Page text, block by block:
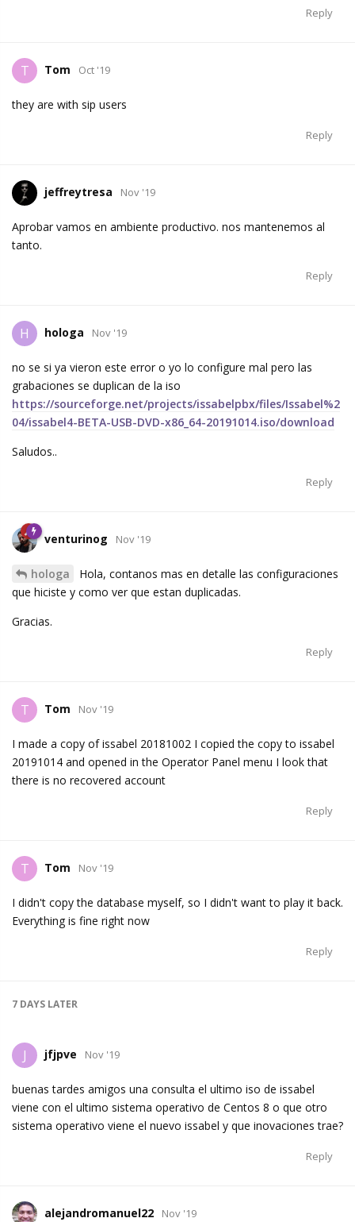
Reply
T Tom Oct '19
they are with sip users
Reply
jeffreytresa Nov '19
Aprobar vamos en ambiente productivo. nos mantenemos al
tanto.
Reply
H hologa Nov '19
no se si ya vieron este error o yo lo configure mal pero las
grabaciones se duplican de la iso
https://sourceforge.net/projects/issabelpbx/files/Issabel%2
04/issabel4-BETA-USB-DVD-x86_64-20191014.iso/download
Saludos..
Reply
venturinog Nov '19
hologa
Hola, contanos mas en detalle las configuraciones
que hiciste y como ver que estan duplicadas.
Gracias.
Reply
T Tom Nov '19
I made a copy of issabel 20181002 I copied the copy to issabel
20191014 and opened in the Operator Panel menu I look that
there is no recovered account
Reply
T Tom Nov '19
I didn't copy the database myself, so I didn't want to play it back.
Everything is fine right now
Reply
7 DAYS LATER
J jfjpve Nov '19
buenas tardes amigos una consulta el ultimo iso de issabel
viene con el ultimo sistema operativo de Centos 8 o que otro
sistema operativo viene el nuevo issabel y que inovaciones trae?
Reply
alejandromanuel22 Nov '19